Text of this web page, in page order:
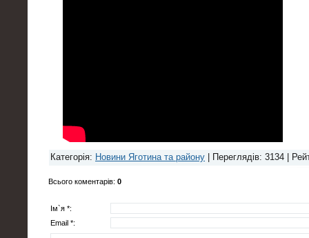
Категорія: Новини Яготина та району Переглядів: 3134 |
Всього коментарів: 0
Ім`я *:
Email *: